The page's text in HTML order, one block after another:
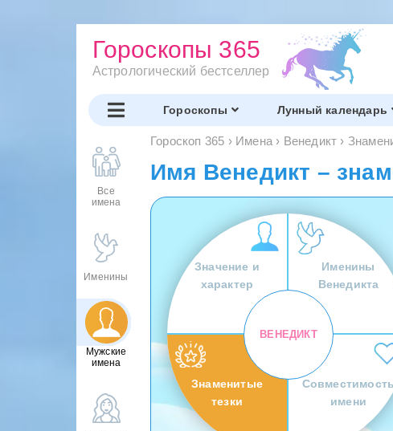
Гороскопы 365
Астрологический бестселлер
Гороскопы Лунный календарь
Все
имена
Именины
Мужские
имена
Гороскоп 365 › Имена › Венедикт ›
Имя Венедикт –
Значение и
характер
Именины
Венедикта
Знаменитые
тезки
Совместимость
имени
ВЕНЕДИКТ